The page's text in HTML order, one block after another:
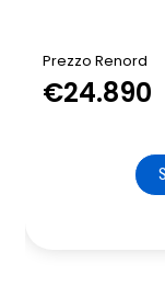
Vano porta occhiali
Vetri posteriori
Volante con
Prezzo Renord
€24.890